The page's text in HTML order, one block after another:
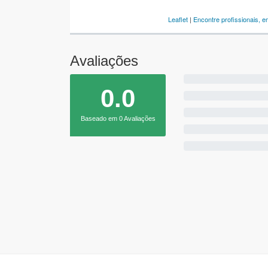
Leaflet | Encontre profissionais,
Avaliações
0.0
Baseado em 0 Avaliações